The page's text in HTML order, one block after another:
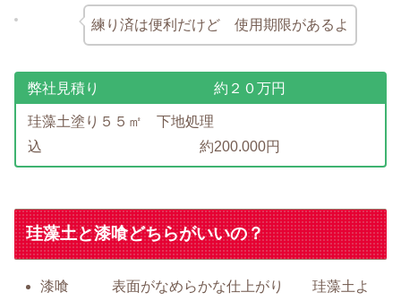
練り済は便利だけど 使用期限があるよ
弊社見積り 約２０万円
珪藻土塗り５５㎡ 下地処理
込 約200.000円
珪藻土と漆喰どちらがいいの？
漆喰 表面がなめらかな仕上がり 珪藻土よ